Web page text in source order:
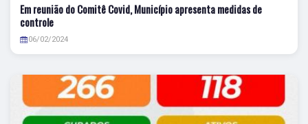
Em reunião do Comitê Covid, Município apresenta medidas de
controle
06/02/2024